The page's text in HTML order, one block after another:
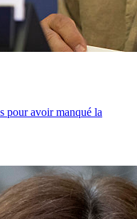
pour avoir manqué la